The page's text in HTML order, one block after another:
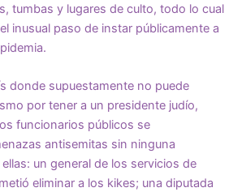
, tumbas y lugares de culto, todo lo cual
inusual paso de instar públicamente a
donde supuestamente no puede
por tener a un presidente judío,
funcionarios públicos se
antisemitas sin ninguna
un general de los servicios de
eliminar a los kikes; una diputada